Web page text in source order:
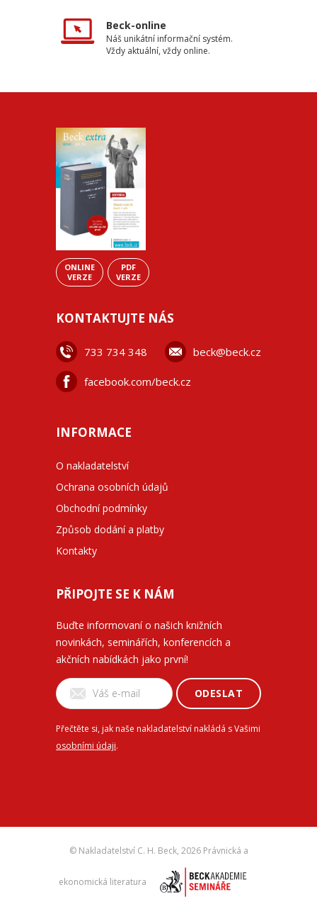
Beck-online
Náš unikátní informační systém.
Vždy aktuální, vždy online.
ONLINE
VERZE
PDF
VERZE
KONTAKTUJTE NÁS
733 734 348 beck@beck.cz
facebook.com/beck.cz
INFORMACE
O nakladatelství
Ochrana osobních údajů
Obchodní podmínky
Způsob dodání a platby
Kontakty
PŘIPOJTE SE K NÁM
Buďte informovaní o našich knižních
novinkách, seminářích, konferencích a
akčních nabídkách jako první!
ODESLAT
Přečtěte si, jak naše nakladatelství nakládá s Vašimi
osobními údaji.
© Nakladatelství C. H. Beck, 2026 Právnická a
ekonomická literatura